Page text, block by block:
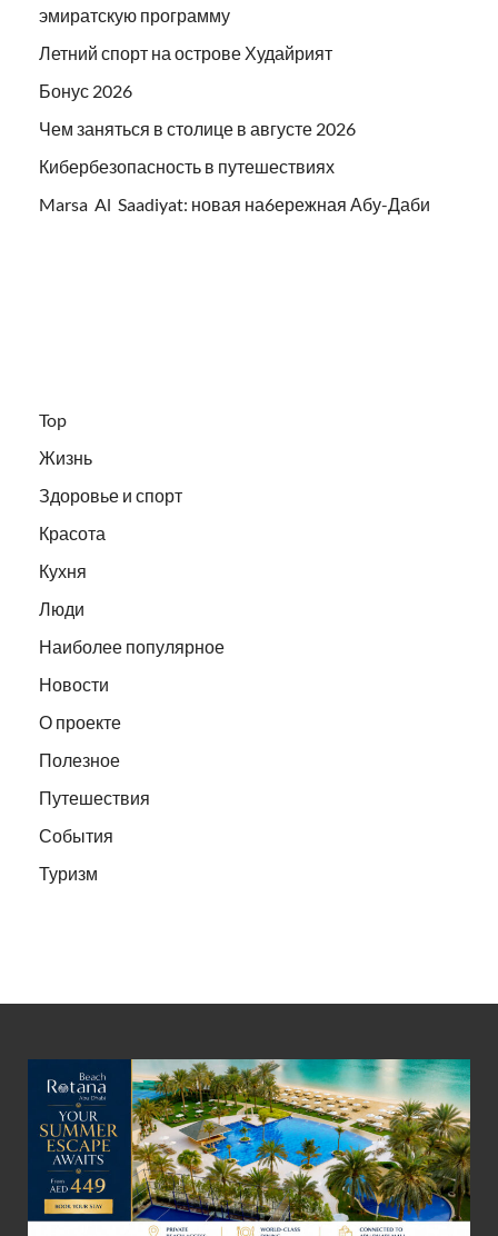
эмиратскую программу
Летний спорт на острове Худайрият
Бонус 2026
Чем заняться в столице в августе 2026
Кибербезопасность в путешествиях
Marsa Al Saadiyat: новая на6ережная Абу-Даби
Top
Жизнь
Здоровье и спорт
Красота
Кухня
Люди
Наиболее популярное
Новости
О проекте
Полезное
Путешествия
События
Туризм